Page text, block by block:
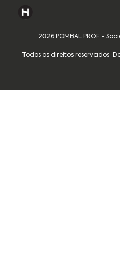
2026 POMBAL PROF -
Todos os direitos reservados